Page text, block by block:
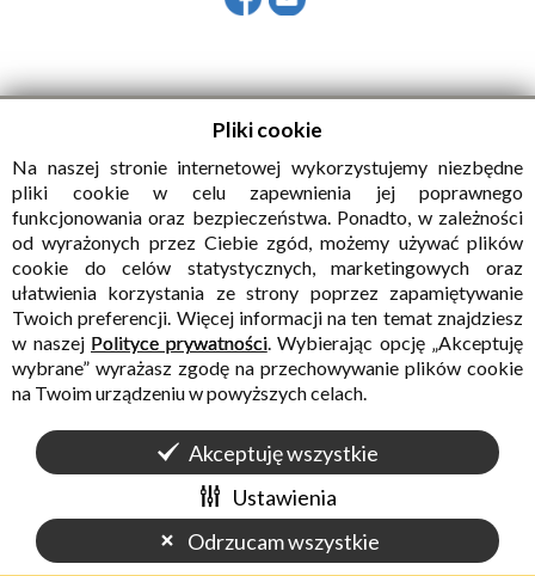
POZOSTAŁE W KATEGORII „FOTOREPORTAŻ”
Pliki cookie
Na naszej stronie internetowej wykorzystujemy niezbędne
pliki cookie w celu zapewnienia jej poprawnego
funkcjonowania oraz bezpieczeństwa. Ponadto, w zależności
od wyrażonych przez Ciebie zgód, możemy używać plików
cookie do celów statystycznych, marketingowych oraz
ułatwienia korzystania ze strony poprzez zapamiętywanie
Twoich preferencji. Więcej informacji na ten temat znajdziesz
w naszej Polityce prywatności. Wybierając opcję „Akceptuję
wybrane” wyrażasz zgodę na przechowywanie plików cookie
na Twoim urządzeniu w powyższych celach.
Akceptuję wszystkie
Ustawienia
Odrzucam wszystkie